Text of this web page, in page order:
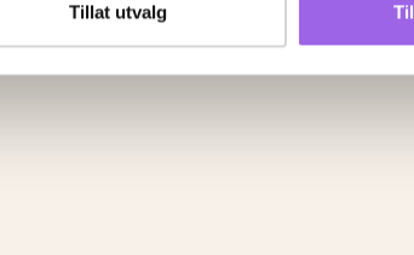
Tillat utvalg